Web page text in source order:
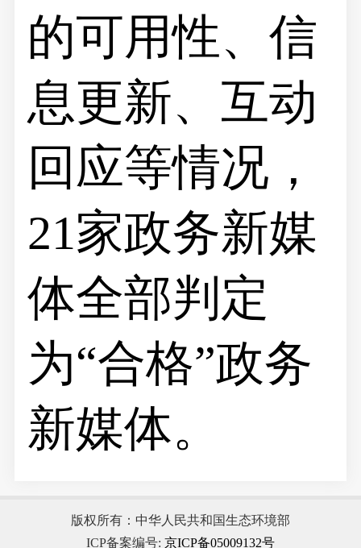
的可用性、信
息更新、互动
回应等情况，
21家政务新媒
体全部判定
为“合格”政务
新媒体。
版权所有：中华人民共和国生态环境部
ICP备案编号: 京ICP备05009132号